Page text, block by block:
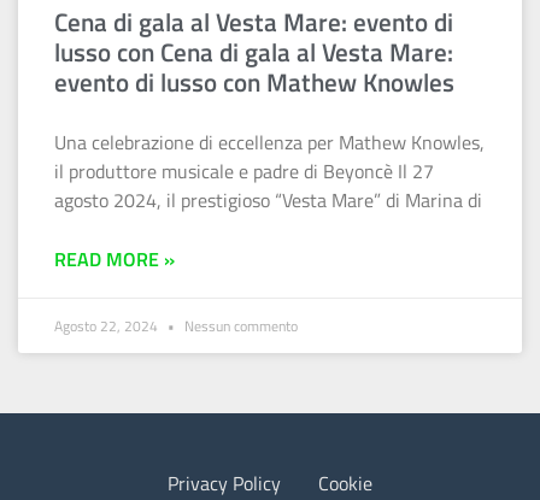
Cena di gala al Vesta Mare: evento di
lusso con Cena di gala al Vesta Mare:
evento di lusso con Mathew Knowles
Una celebrazione di eccellenza per Mathew Knowles,
il produttore musicale e padre di Beyoncè Il 27
agosto 2024, il prestigioso “Vesta Mare” di Marina di
READ MORE »
Agosto 22, 2024 Nessun commento
Privacy Policy Cookie